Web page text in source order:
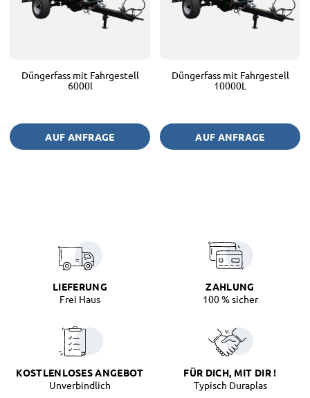
Düngerfass mit Fahrgestell
6000l
AUF ANFRAGE
Düngerfass mit Fahrgestell
10000L
AUF ANFRAGE
LIEFERUNG
Frei Haus
ZAHLUNG
100 % sicher
KOSTLENLOSES ANGEBOT
Unverbindlich
FÜR DICH, MIT DIR !
Typisch Duraplas